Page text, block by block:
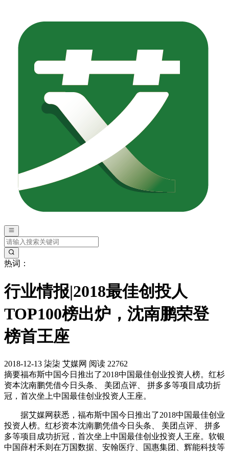
热词：
行业情报|2018最佳创投人
TOP100榜出炉，沈南鹏荣登
榜首王座
2018-12-13 柒柒 艾媒网 阅读 22762
摘要福布斯中国今日推出了2018中国最佳创业投资人榜。红杉
资本沈南鹏凭借今日头条、 美团点评、 拼多多等项目成功折
冠，首次坐上中国最佳创业投资人王座。
据艾媒网获悉，福布斯中国今日推出了2018中国最佳创业
投资人榜。红杉资本沈南鹏凭借今日头条、 美团点评、 拼多
多等项目成功折冠，首次坐上中国最佳创业投资人王座。软银
中国薛村禾则在万国数据、安翰医疗、国惠集团、辉能科技等